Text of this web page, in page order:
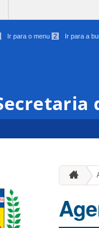
Ir para o menu 2 Ir para a